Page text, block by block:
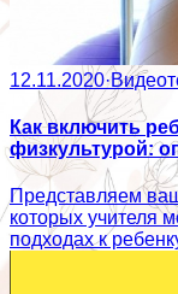
12.11.2020·
Как включить
физкультурой:
Представляем
которых учителя
подходах к